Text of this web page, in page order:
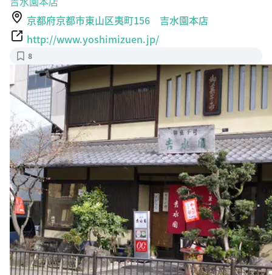
京都府京都市東山区夷町156 吉水園本店
http://www.yoshimizuen.jp/
8